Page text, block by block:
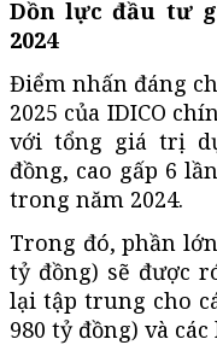
Dồn lực đầu tư
2024
Điểm nhấn đáng
2025 của IDICO
với tổng giá trị
đồng, cao gấp 6
trong năm 2024.
Trong đó, phần
tỷ đồng) sẽ được
lại tập trung cho
980 tỷ đồng) và